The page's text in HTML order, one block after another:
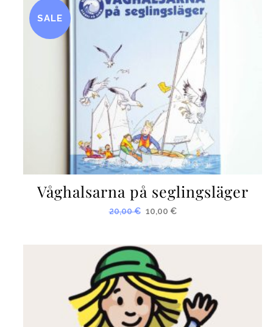
SALE
Våghalsarna på seglingsläger
20,00€ 10,00 €